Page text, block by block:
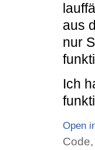
aus
nur
Ich
Open